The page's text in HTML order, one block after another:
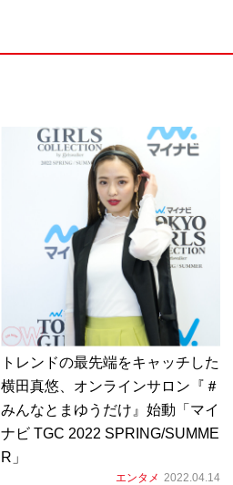
トレンドの最先端をキャッチした
横田真悠、オンラインサロン『＃
みんなとまゆうだけ』始動「マイ
ナビ TGC 2022 SPRING/SUMME
R」
エンタメ 2022.04.14